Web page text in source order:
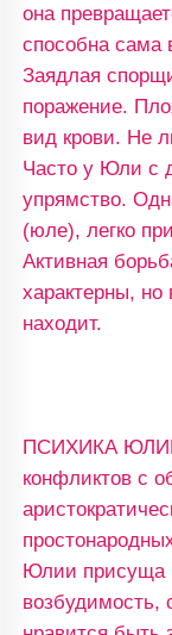
она
способна сама
Заядлая
поражение.
вид крови. Не
Часто у Юли с
упрямство.
(юле), легко
Активная
характерны,
находит.
ПСИХИКА ЮЛИИ
конфликтов с
Юлии присуща
возбудимость,